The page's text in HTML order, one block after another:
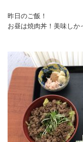
昨日のご飯！
お昼は焼肉丼！美味しか